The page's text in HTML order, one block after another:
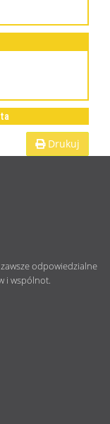
Drukuj
odpowiedzialne
i wspólnot.